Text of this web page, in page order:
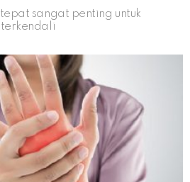
sangat penting untuk